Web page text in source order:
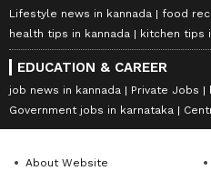
Lifestyle news in kannada
food
health tips in kannada
kitchen tips
EDUCATION & CAREER
job news in kannada Private Jobs
Government jobs in karnataka
About Website